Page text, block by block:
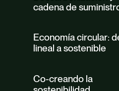
cadena de
Economía circular:
lineal a sostenible
Co-creando la